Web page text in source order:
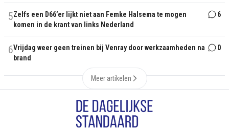
5Zelfs een D66’er lijkt niet aan Femke Halsema te mogen
komen in de krant van links Nederland
6
6Vrijdag weer geen treinen bij Venray door werkzaamheden na
brand
0
Meer artikelen